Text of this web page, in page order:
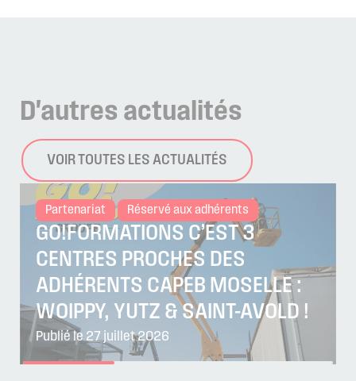
D'autres actualités
VOIR TOUTES LES ACTUALITÉS
Partenariat Réservé aux adhérents
GO!FORMATIONS C’EST 3
CENTRES PROCHES DES
ADHÉRENTS CAPEB MOSELLE :
WOIPPY, YUTZ & SAINT-AVOLD !
Publié le 27 juillet 2026